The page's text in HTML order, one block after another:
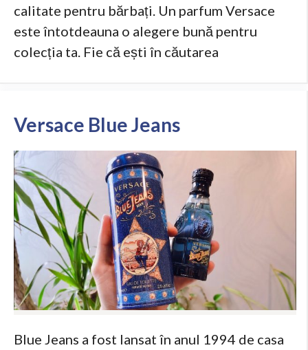
calitate pentru bărbați. Un parfum Versace
este întotdeauna o alegere bună pentru
colecția ta. Fie că ești în căutarea
Versace Blue Jeans
Blue Jeans a fost lansat în anul 1994 de casa